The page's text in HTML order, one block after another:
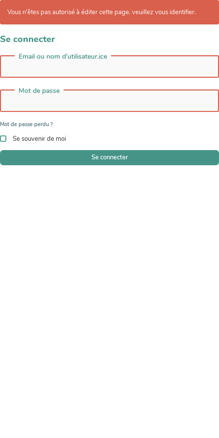
Vous n'êtes pas autorisé à éditer cette page. veuillez vous identifier.
Se connecter
Email ou nom d'utilisateur.ice
Mot de passe
Mot de passe perdu ?
Se souvenir de moi
Se connecter